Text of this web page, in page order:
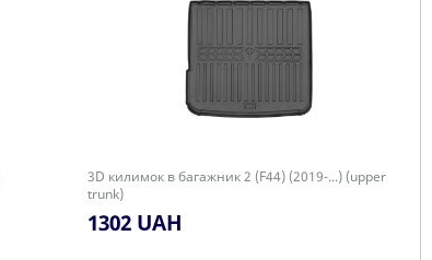
3D килимок в багажник 2 (F44) (2019-...) (upper
trunk)
1302 UAH